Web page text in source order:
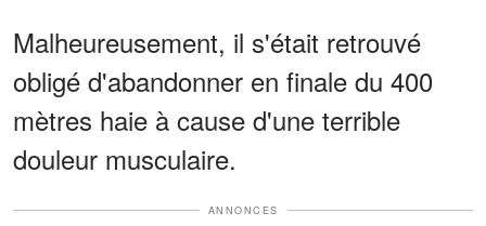
Malheureusement, il s'était retrouvé
obligé d'abandonner en finale du 400
mètres haie à cause d'une terrible
douleur musculaire.
ANNONCES